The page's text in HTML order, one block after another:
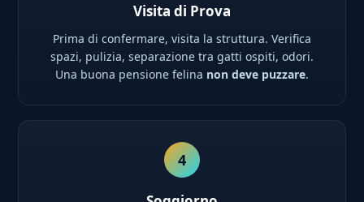
Visita di Prova
Prima di confermare, visita la struttura. Verifica
spazi, pulizia, separazione tra gatti ospiti, odori.
Una buona pensione felina non deve puzzare.
4